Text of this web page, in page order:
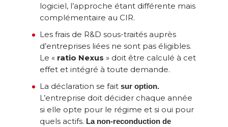
logiciel, l’approche étant différente mais
complémentaire au CIR.
Les frais de R&D sous-traités auprès
d’entreprises liées ne sont pas éligibles.
Le « ratio Nexus » doit être calculé à cet
effet et intégré à toute demande.
La déclaration se fait sur option.
L’entreprise doit décider chaque année
si elle opte pour le régime et si oui pour
quels actifs. La non-reconduction de